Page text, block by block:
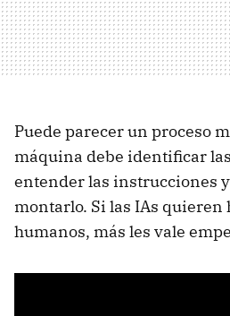
Puede parecer un proceso
máquina debe identificar
entender las instrucciones
montarlo. Si las IAs quieren
humanos, más les vale